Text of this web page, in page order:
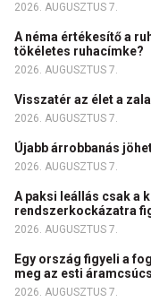
2026. AUGUSZTUS 7.
A néma értékesítő a
tökéletes ruhacímke?
2026. AUGUSZTUS 7.
Visszatér az élet a
2026. AUGUSZTUS 7.
Újabb árrobbanás
2026. AUGUSZTUS 7.
A paksi leállás csak a
rendszerkockázatra
2026. AUGUSZTUS 7.
Egy ország figyeli a
meg az esti
2026. AUGUSZTUS 7.